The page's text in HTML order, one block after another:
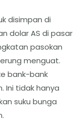
disimpan di
dolar AS di pasar
pasokan
menguat.
bank-bank
Ini tidak hanya
suku bunga